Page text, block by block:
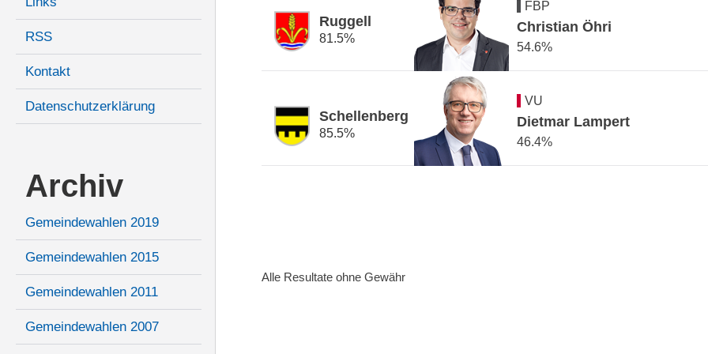
RSS
Kontakt
Datenschutzerklärung
Archiv
Gemeindewahlen 2019
Gemeindewahlen 2015
Gemeindewahlen 2011
Gemeindewahlen 2007
Ruggell
81.5%
FBP
Christian Öhri
54.6%
Schellenberg
85.5%
VU
Dietmar Lampert
46.4%
Alle Resultate ohne Gewähr